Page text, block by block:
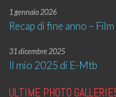
1 gennaio 2026
Recap di fine anno –
31 dicembre 2025
Il mio 2025 di E-Mtb
ULTIME PHOTO